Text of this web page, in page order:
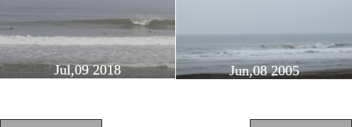
Jul,09 2018 Jun,08 2005